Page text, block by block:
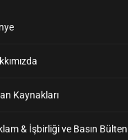
Kaynakları
& İşbirliği ve Basın